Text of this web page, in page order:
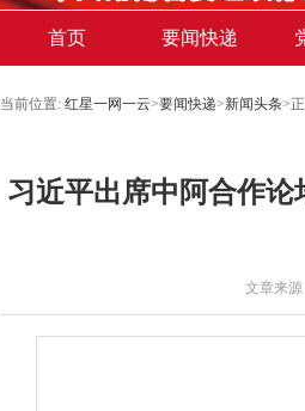
首页 要闻快递
当前位置: 红星一网一云>要闻快递>新闻头条>
习近平出席中阿合作
文章来